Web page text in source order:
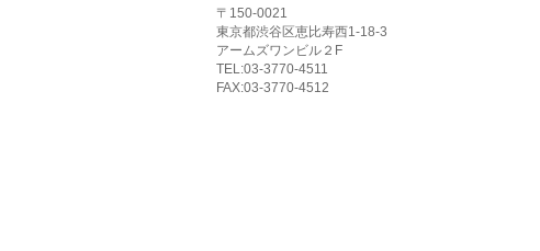
〒150-0021
東京都渋谷区恵比寿西1-18-3
アームズワンビル２F
TEL:03-3770-4511
FAX:03-3770-4512